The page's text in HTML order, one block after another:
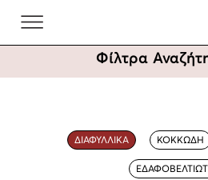
Φίλτρα
ΔΙΑΦΥΛΛΙΚΑ ΚΟΚΚΩΔΗ